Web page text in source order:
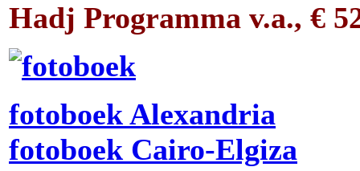
Hadj Programma v.a., €
fotoboek Alexandria
fotoboek Cairo-Elgiza